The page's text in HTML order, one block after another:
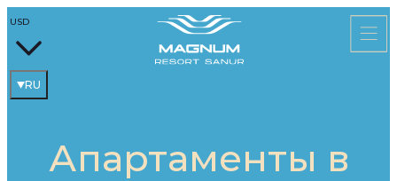
USD
RU
Апартаменты в